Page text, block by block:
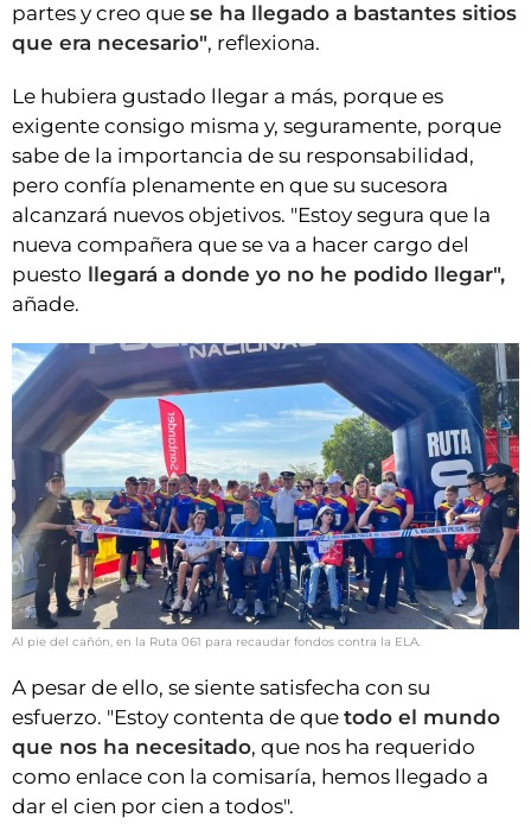
partes y creo que se ha llegado a bastantes sitios
que era necesario", reflexiona.
Le hubiera gustado llegar a más, porque es
exigente consigo misma y, seguramente, porque
sabe de la importancia de su responsabilidad,
pero confía plenamente en que su sucesora
alcanzará nuevos objetivos. "Estoy segura que la
nueva compañera que se va a hacer cargo del
puesto llegará a donde yo no he podido llegar",
añade.
Al pie del cañón, en la Ruta 061 para recaudar fondos contra la ELA.
A pesar de ello, se siente satisfecha con su
esfuerzo. "Estoy contenta de que todo el mundo
que nos ha necesitado, que nos ha requerido
como enlace con la comisaría, hemos llegado a
dar el cien por cien a todos".